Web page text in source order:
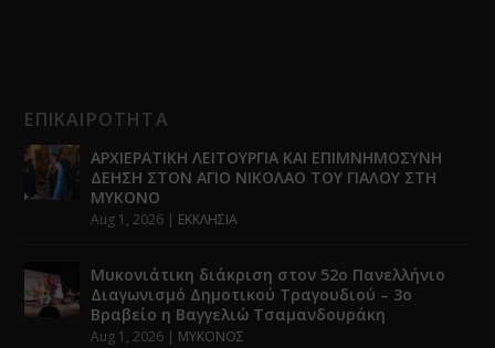
ΕΠΙΚΑΙΡΟΤΗΤΑ
ΑΡΧΙΕΡΑΤΙΚΗ ΛΕΙΤΟΥΡΓΙΑ ΚΑΙ ΕΠΙΜΝΗΜΟΣΥΝΗ
ΔΕΗΣΗ ΣΤΟΝ ΑΓΙΟ ΝΙΚΟΛΑΟ ΤΟΥ ΓΙΑΛΟΥ ΣΤΗ
ΜΥΚΟΝΟ
Aug 1, 2026 | ΕΚΚΛΗΣΙΑ
Μυκονιάτικη διάκριση στον 52ο Πανελλήνιο
Διαγωνισμό Δημοτικού Τραγουδιού – 3ο
Βραβείο η Βαγγελιώ Τσαμανδουράκη
Aug 1, 2026 | ΜΥΚΟΝΟΣ